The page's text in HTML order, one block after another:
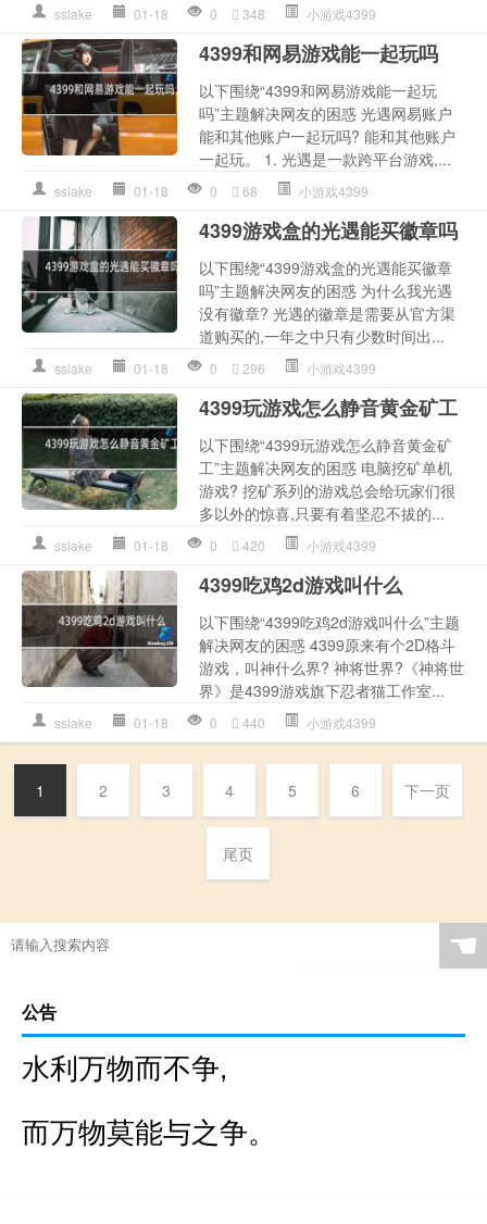
sslake 01-18 0 348 小游戏4399
4399和网易游戏能一起玩吗
以下围绕“4399和网易游戏能一起玩
吗”主题解决网友的困惑 光遇网易账户
能和其他账户一起玩吗? 能和其他账户
一起玩。 1. 光遇是一款跨平台游戏,...
sslake 01-18 0 68 小游戏4399
4399游戏盒的光遇能买徽章吗
以下围绕“4399游戏盒的光遇能买徽章
吗”主题解决网友的困惑 为什么我光遇
没有徽章? 光遇的徽章是需要从官方渠
道购买的,一年之中只有少数时间出...
sslake 01-18 0 296 小游戏4399
4399玩游戏怎么静音黄金矿工
以下围绕“4399玩游戏怎么静音黄金矿
工”主题解决网友的困惑 电脑挖矿单机
游戏? 挖矿系列的游戏总会给玩家们很
多以外的惊喜,只要有着坚忍不拔的...
sslake 01-18 0 420 小游戏4399
4399吃鸡2d游戏叫什么
以下围绕“4399吃鸡2d游戏叫什么”主题
解决网友的困惑 4399原来有个2D格斗
游戏，叫神什么界? 神将世界?《神将世
界》是4399游戏旗下忍者猫工作室...
sslake 01-18 0 440 小游戏4399
1 2 3 4 5 6 下一页
尾页
☚
公告
水利万物而不争,
而万物莫能与之争。